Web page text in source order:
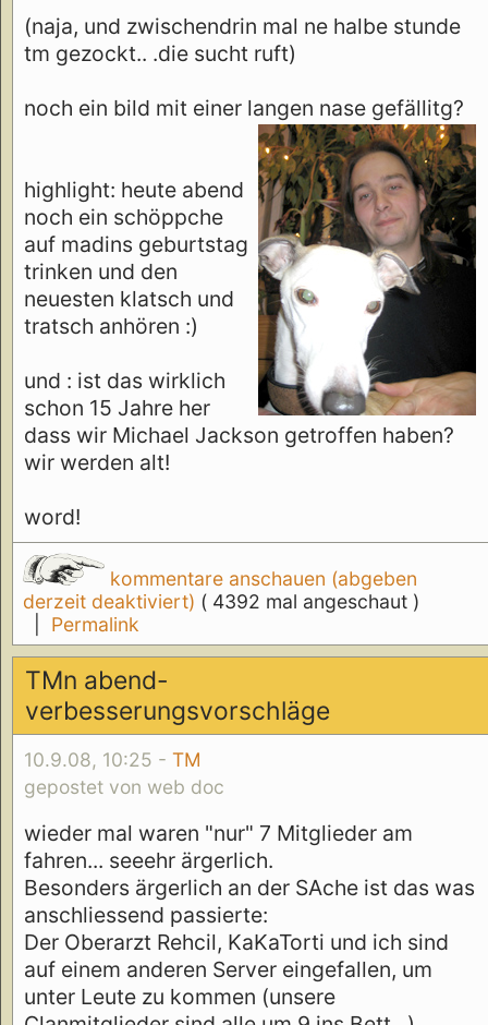
(naja, und zwischendrin mal ne halbe stunde
tm gezockt.. .die sucht ruft)
noch ein bild mit einer langen nase gefällitg?
highlight: heute abend
noch ein schöppche
auf madins geburtstag
trinken und den
neuesten klatsch und
tratsch anhören :)
und : ist das wirklich
schon 15 Jahre her
dass wir Michael Jackson getroffen haben?
wir werden alt!
word!
kommentare anschauen (abgeben
derzeit deaktiviert) ( 4392 mal angeschaut )
Permalink
TMn abend-
verbesserungsvorschläge
10.9.08, 10:25 - TM
gepostet von web doc
wieder mal waren "nur" 7 Mitglieder am
fahren... seeehr ärgerlich.
Besonders ärgerlich an der SAche ist das was
anschliessend passierte:
Der Oberarzt Rehcil, KaKaTorti und ich sind
auf einem anderen Server eingefallen, um
unter Leute zu kommen (unsere